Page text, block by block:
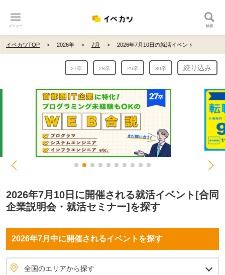
メニュー 検索
27卒 28卒 29卒 30卒 絞り込み
イベカツTOP 2026年 7月 2026年7月10日の就活イベント
2026年7月10日に開催される就活イベント[合同
企業説明会・就活セミナー]を探す
2026年7月中に開催されるイベントを探す
全国のエリアから探す